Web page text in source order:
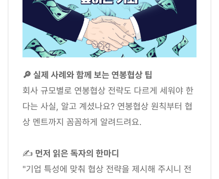
🔎 실제 사례와 함께 보는 연봉협상 팁
회사 규모별로 연봉협상 전략도 다르게 세워야 한
다는 사실, 알고 계셨나요? 연봉협상 원칙부터 협
상 멘트까지 꼼꼼하게 알려드려요.
✍ 먼저 읽은 독자의 한마디
"기업 특성에 맞춰 협상 전략을 제시해 주시니 전